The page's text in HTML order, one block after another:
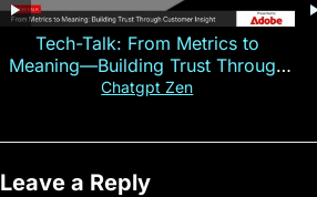
Tech-Talk: From Metrics to
Meaning—Building Trust Through
Customer Insight
Chatgpt Zen
Leave a Reply